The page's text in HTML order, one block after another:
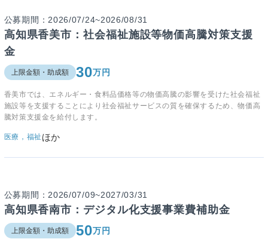
公募期間：2026/07/24~2026/08/31
高知県香美市：社会福祉施設等物価高騰対策支援
金
上限金額・助成額 30万円
香美市では、エネルギー・食料品価格等の物価高騰の影響を受けた社会福祉
施設等を支援することにより社会福祉サービスの質を確保するため、物価高
騰対策支援金を給付します。
医療，福祉ほか
公募期間：2026/07/09~2027/03/31
高知県香南市：デジタル化支援事業費補助金
上限金額・助成額 50万円